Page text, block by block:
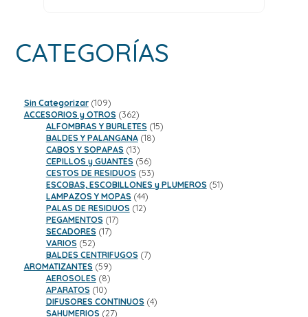
CATEGORÍAS
Sin Categorizar 109109
productos
ACCESORIOS y OTROS 362362
productos
ALFOMBRAS Y BURLETES 1515
BALDES Y PALANGANA 1818
CABOS Y SOPAPAS 1313
productos
CEPILLOS y GUANTES 5656
productos
CESTOS DE RESIDUOS 5353
productos
ESCOBAS, ESCOBILLONES y PLUMEROS 5151
LAMPAZOS Y MOPAS 4444
productos
PALAS DE RESIDUOS 1212
PEGAMENTOS 1717
SECADORES 1717
VARIOS 5252
productos
BALDES CENTRIFUGOS 77
AROMATIZANTES 5959
productos
AEROSOLES 88
productos
APARATOS 1010
productos
DIFUSORES CONTINUOS 44
SAHUMERIOS 2727